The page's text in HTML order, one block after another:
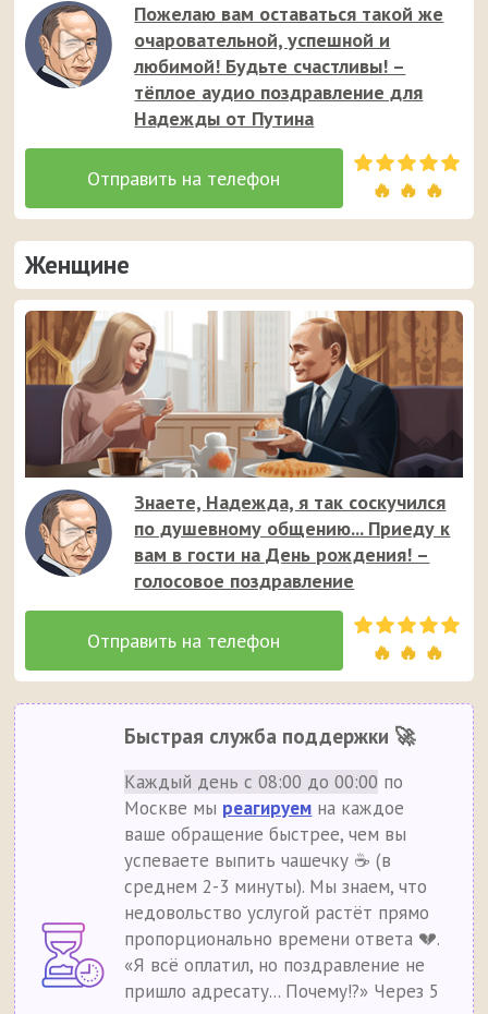
Пожелаю вам оставаться такой же
очаровательной, успешной и
любимой! Будьте счастливы! –
тёплое аудио поздравление для
Надежды от Путина
🔥 🔥 🔥
Женщине
Знаете, Надежда, я так соскучился
по душевному общению... Приеду к
вам в гости на День рождения! –
голосовое поздравление
🔥 🔥 🔥
Быстрая служба поддержки 🚀
Каждый день с 08:00 до 00:00 по
Москве мы реагируем на каждое
ваше обращение быстрее, чем вы
успеваете выпить чашечку ☕ (в
среднем 2-3 минуты). Мы знаем, что
недовольство услугой растёт прямо
пропорционально времени ответа 💔.
«Я всё оплатил, но поздравление не
пришло адресату... Почему!?» Через 5